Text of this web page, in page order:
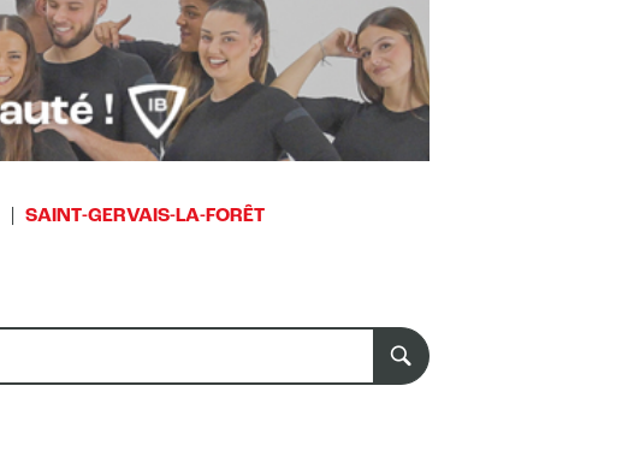
SAINT-GERVAIS-LA-FORÊT